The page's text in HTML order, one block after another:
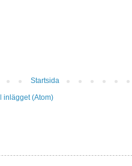
Startsida
inlägget (Atom)